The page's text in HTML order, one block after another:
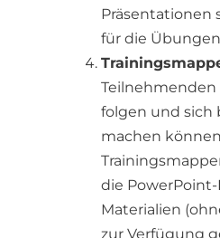
Präsentationen
für die
folgen und sich
machen
die
Materialien
zur Verfügung